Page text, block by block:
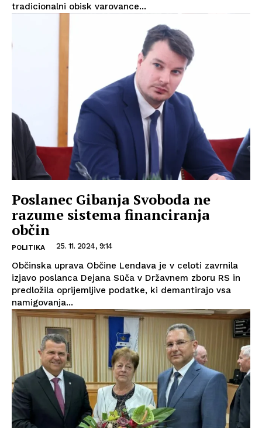
tradicionalni obisk varovance...
Poslanec Gibanja Svoboda ne
razume sistema financiranja
občin
POLITIKA 25. 11. 2024, 9:14
Občinska uprava Občine Lendava je v celoti zavrnila
izjavo poslanca Dejana Süča v Državnem zboru RS in
predložila oprijemljive podatke, ki demantirajo vsa
namigovanja...